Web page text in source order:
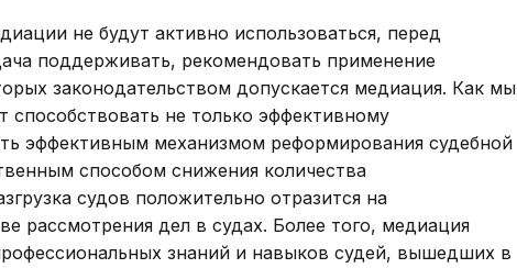
не будут активно использоваться, перед
поддерживать, рекомендовать применение
законодательством допускается медиация. Как мы
не только эффективному
эффективным механизмом реформирования судебной
способом снижения количества
судов положительно отразится на
рассмотрения дел в судах. Более того, медиация
знаний и навыков судей, вышедших в